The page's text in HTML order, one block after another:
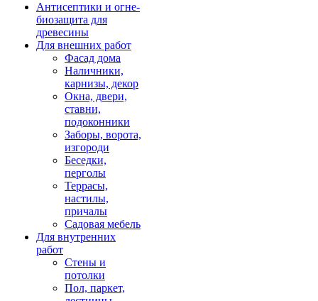
Антисептики и огне-
биозащита для
древесины
Для внешних работ
Фасад дома
Наличники,
карнизы, декор
Окна, двери,
ставни,
подоконники
Заборы, ворота,
изгороди
Беседки,
перголы
Террасы,
настилы,
причалы
Садовая мебель
Для внутренних
работ
Стены и
потолки
Пол, паркет,